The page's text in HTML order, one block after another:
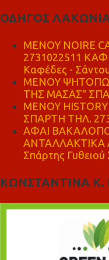
ΟΔΗΓΟΣ
MENOY NOIRE
2731022511
Καφέδες -
ΜΕΝΟΥ
ΤΗΣ ΜΑΣΑΣ"
ΜΕΝΟΥ
ΣΠΑΡΤΗ ΤΗΛ.
ΑΦΑΙ
ΑΝΤΑΛΛΑΚΤΙΚΑ
Σπάρτης
ΚΩΝΣΤΑΝΤΙΝΑ Κ.